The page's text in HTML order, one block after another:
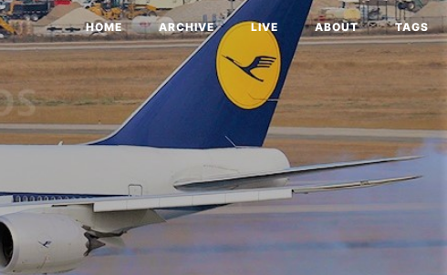
HOME ARCHIVE LIVE ABOUT TAGS